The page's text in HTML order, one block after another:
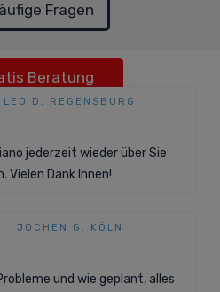
Fragen
Beratung
Angebote
LEO D. REGENSBURG
jederzeit wieder über Sie
Vielen Dank Ihnen!
JOCHEN G. KÖLN
und wie geplant, alles